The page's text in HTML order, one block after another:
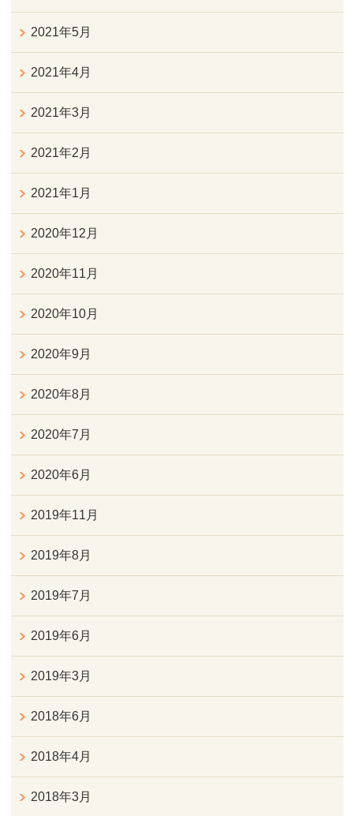
2021年5月
2021年4月
2021年3月
2021年2月
2021年1月
2020年12月
2020年11月
2020年10月
2020年9月
2020年8月
2020年7月
2020年6月
2019年11月
2019年8月
2019年7月
2019年6月
2019年3月
2018年6月
2018年4月
2018年3月